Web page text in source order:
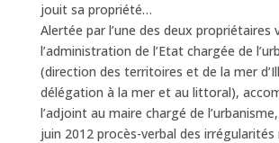
jouit sa propriété…
Alertée par l’une des deux propriétaires
l’administration de l’Etat chargée de
(direction des territoires et de la mer
délégation à la mer et au littoral),
l’adjoint au maire chargé de
juin 2012 procès-verbal des irrégularités